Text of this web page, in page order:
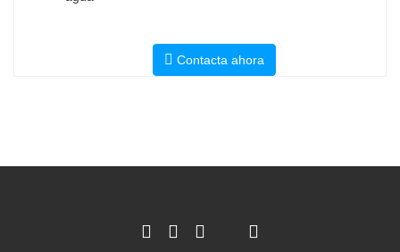
Contacta ahora